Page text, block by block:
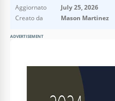
Aggiornato
July 25, 2026
Creato da
Mason Martinez
ADVERTISEMENT